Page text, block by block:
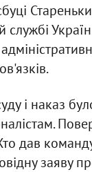
службі
і наказ
дав
заяву